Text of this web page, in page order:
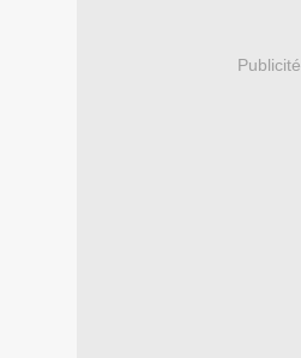
Publicité